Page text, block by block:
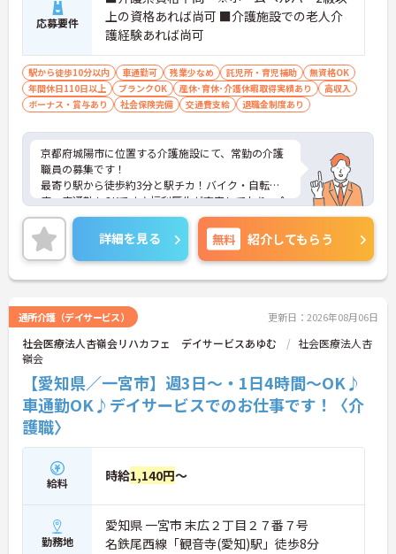
応募要件
上の資格あれば尚可 ■介護施設での老人介
護経験あれば尚可
駅から徒歩10分以内 車通勤可 残業少なめ 託児所・育児補助
無資格OK
年間休日110日以上
ブランクOK 産休･育休･介護休暇取得実績あり
高収入
ボーナス・賞与あり
社会保険完備 交通費支給 退職金制度あり
京都府城陽市に位置する介護施設にて、常勤の介護
職員の募集です！
最寄り駅から徒歩約3分と駅チカ！バイク・自転
車・車通勤もOKです♪福利厚生が充実しており、介
護職員にとって働きやすい施設を目指しています☆
院内保育所も完備されているので、お子さんのいら
っしゃる方でも安心して働けます！ご興味ある方に
は、面接対策ポイントなど、さらに詳細をお話しい
たしますのでお気軽にご相談ください。
詳細を見る 無料 紹介してもらう
通所介護（デイサービス） 更新日：2026年08月06日
社会医療法人杏嶺会リハカフェ デイサービスあゆむ
社会医療法人杏
嶺会
【愛知県／一宮市】週3日～・1日4時間～OK♪
車通勤OK♪デイサービスでのお仕事です！〈介
護職〉
給料 時給1,140円～
勤務地
愛知県 一宮市 末広２丁目２７番７号
名鉄尾西線「観音寺(愛知)駅」徒歩8分